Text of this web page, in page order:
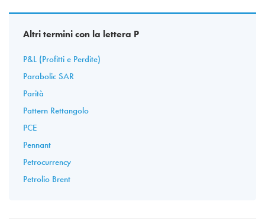
Altri termini con la lettera P
P&L (Profitti e Perdite)
Parabolic SAR
Parità
Pattern Rettangolo
PCE
Pennant
Petrocurrency
Petrolio Brent